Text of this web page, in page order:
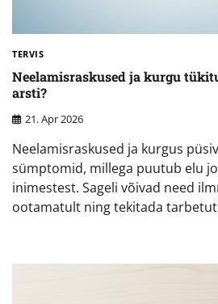
TERVIS
Neelamisraskused ja kurgu
arsti?
21. Apr 2026
Neelamisraskused ja kurgus
sümptomid, millega puutub elu
inimestest. Sageli võivad need
ootamatult ning tekitada